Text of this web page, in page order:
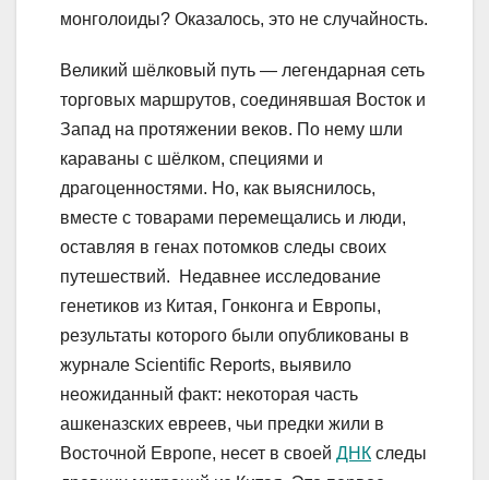
монголоиды? Оказалось, это не случайность.
Великий шёлковый путь — легендарная сеть
торговых маршрутов, соединявшая Восток и
Запад на протяжении веков. По нему шли
караваны с шёлком, специями и
драгоценностями. Но, как выяснилось,
вместе с товарами перемещались и люди,
оставляя в генах потомков следы своих
путешествий. Недавнее исследование
генетиков из Китая, Гонконга и Европы,
результаты которого были опубликованы в
журнале Scientific Reports, выявило
неожиданный факт: некоторая часть
ашкеназских евреев, чьи предки жили в
Восточной Европе, несет в своей ДНК следы